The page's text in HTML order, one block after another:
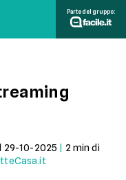
Parte del gruppo:
29-10-2025 2 min di